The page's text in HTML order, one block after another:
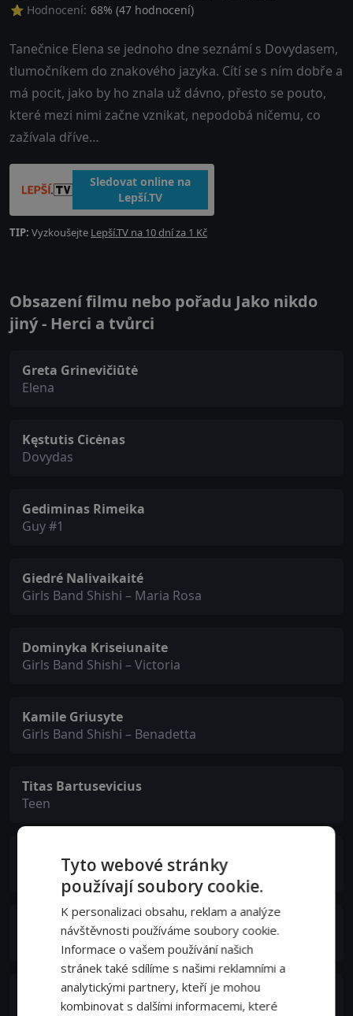
⭐ Hodnocení: 68% (47 hodnocení)
Tanečnice Elena se jednoho dne seznámí s Dovydasem,
tlumočníkem do znakového jazyka. Cítí se s ním dobře a
má pocit, jako by ho znala už dávno, přesto se pouto,
které mezi nimi začne vznikat, nepodobá ničemu, co
zažívala dříve…
Sledovat online na
Lepší.TV
TIP: Vyzkoušejte Lepší.TV na 10 dní za 1 Kč
Obsazení filmu nebo pořadu Jako nikdo
jiný - Herci a tvůrci
Greta Grinevičiūtė
Elena
Kęstutis Cicėnas
Dovydas
Gediminas Rimeika
Guy #1
Giedré Nalivaikaité
Girls Band Shishi – Maria Rosa
Dominyka Kriseiunaite
Girls Band Shishi – Victoria
Kamile Griusyte
Girls Band Shishi – Benadetta
Titas Bartusevicius
Teen
Mante Songinaite
Justas Kontenis
Modesta Jarmalaviciute
Tyto webové stránky
používají soubory cookie.
K personalizaci obsahu, reklam a analýze
návštěvnosti používáme soubory cookie.
Informace o vašem používání našich
stránek také sdílíme s našimi reklamními a
analytickými partnery, kteří je mohou
kombinovat s dalšími informacemi, které